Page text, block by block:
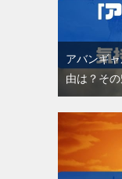
アバンギ
由は？そ